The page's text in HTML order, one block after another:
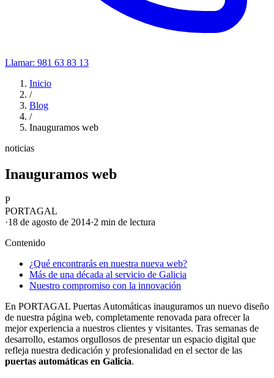
Llamar: 981 63 83 13
Inicio
/
Blog
/
Inauguramos web
noticias
Inauguramos web
P
PORTAGAL
·18 de agosto de 2014·2 min de lectura
Contenido
¿Qué encontrarás en nuestra nueva web?
Más de una década al servicio de Galicia
Nuestro compromiso con la innovación
En PORTAGAL Puertas Automáticas inauguramos un nuevo diseño
de nuestra página web, completamente renovada para ofrecer la
mejor experiencia a nuestros clientes y visitantes. Tras semanas de
desarrollo, estamos orgullosos de presentar un espacio digital que
refleja nuestra dedicación y profesionalidad en el sector de las
puertas automáticas en Galicia.